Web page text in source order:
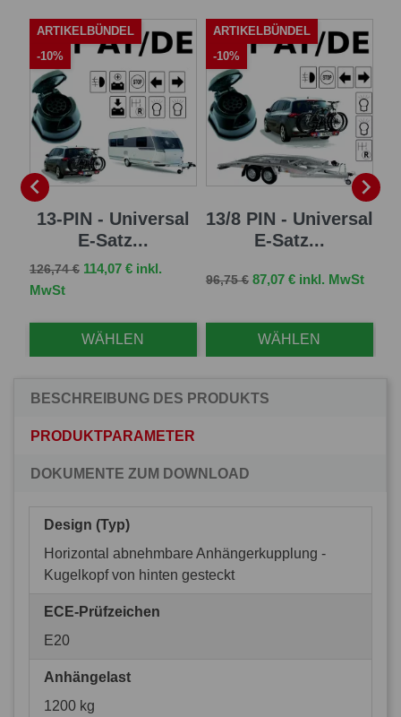

13-PIN - Universal
E-Satz...
Verkaufspreis
126,74 € Preis
114,07 € inkl.
MwSt
WÄHLEN
ARTIKELBÜNDEL
-10%
13/8 PIN - Universal
E-Satz...
Verkaufspreis
96,75 € Preis
87,07 € inkl. MwSt
WÄHLEN
ARTIKELBÜNDEL
-10%

BESCHREIBUNG DES PRODUKTS
PRODUKTPARAMETER
DOKUMENTE ZUM DOWNLOAD
Design (Typ)
Horizontal abnehmbare Anhängerkupplung -
Kugelkopf von hinten gesteckt
ECE-Prüfzeichen
E20
Anhängelast
1200 kg